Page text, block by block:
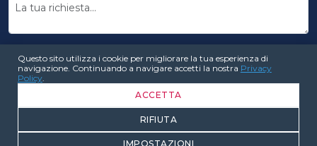
INVIA RICHIESTA
© 2026 Coreform Formazione. Tutti i diritti riservati
Questo sito utilizza i cookie per migliorare la tua esperienza di
navigazione. Continuando a navigare accetti la nostra Privacy
Policy.
ACCETTA
RIFIUTA
IMPOSTAZIONI